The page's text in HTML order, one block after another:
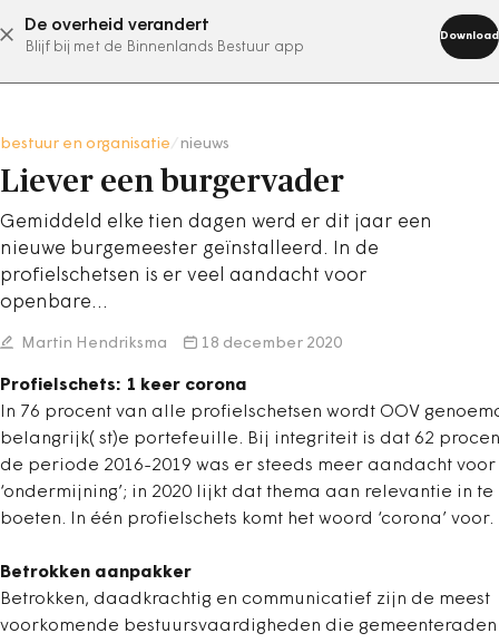
De overheid verandert
Blijf bij met de Binnenlands Bestuur app
Download
abonneer nu
bestuur en organisatie nieuws
Liever een burgervader
Gemiddeld elke tien dagen werd er dit jaar een
nieuwe burgemeester geïnstalleerd. In de
profielschetsen is er veel aandacht voor
openbare…
Martin Hendriksma 18 december 2020
Profielschets: 1 keer corona
In 76 procent van alle profielschetsen wordt OOV
belangrijk( st)e portefeuille. Bij integriteit is dat 62
de periode 2016-2019 was er steeds meer aandacht voor
‘ondermijning’; in 2020 lijkt dat thema aan relevantie in te
boeten. In één profielschets komt het woord ‘corona’ voor.
Betrokken aanpakker
Betrokken, daadkrachtig en communicatief zijn de meest
voorkomende bestuursvaardigheden die gemeenteraden